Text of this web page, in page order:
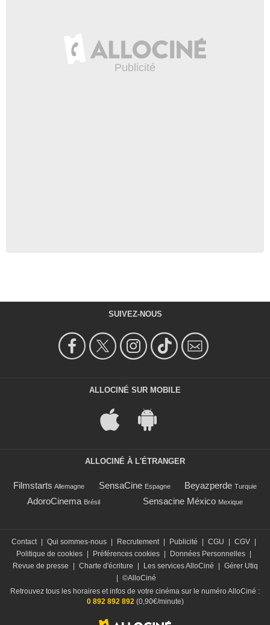
SUIVEZ-NOUS
ALLOCINÉ SUR MOBILE
ALLOCINÉ À L'ÉTRANGER
Filmstarts Allemagne SensaCine Espagne Beyazperde Turquie
AdoroCinema Brésil Sensacine México Mexique
Contact Qui sommes-nous Recrutement Publicité CGU CGV
Politique de cookies
Préférences cookies Données Personnelles
Revue de presse
Charte d'écriture Les services AlloCiné
Gérer Utiq
©AlloCiné
Retrouvez tous les horaires et infos de votre cinéma sur le numéro AlloCiné :
0 892 892 892(0,90€/minute)